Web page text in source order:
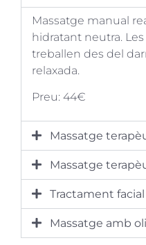
Massatge manual
hidratant neutra.
treballen des del
relaxada.
Preu: 44€
Massatge
Massatge
Tractament
Massatge amb